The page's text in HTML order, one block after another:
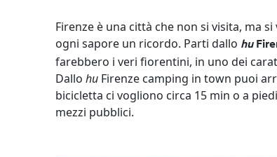
Firenze è una città che non si visita, ma
ogni sapore un ricordo. Parti dallo hu
farebbero i veri fiorentini, in uno dei
Dallohu Firenze camping in town puoi
bicicletta ci vogliono circa 15 min o a
mezzi pubblici.